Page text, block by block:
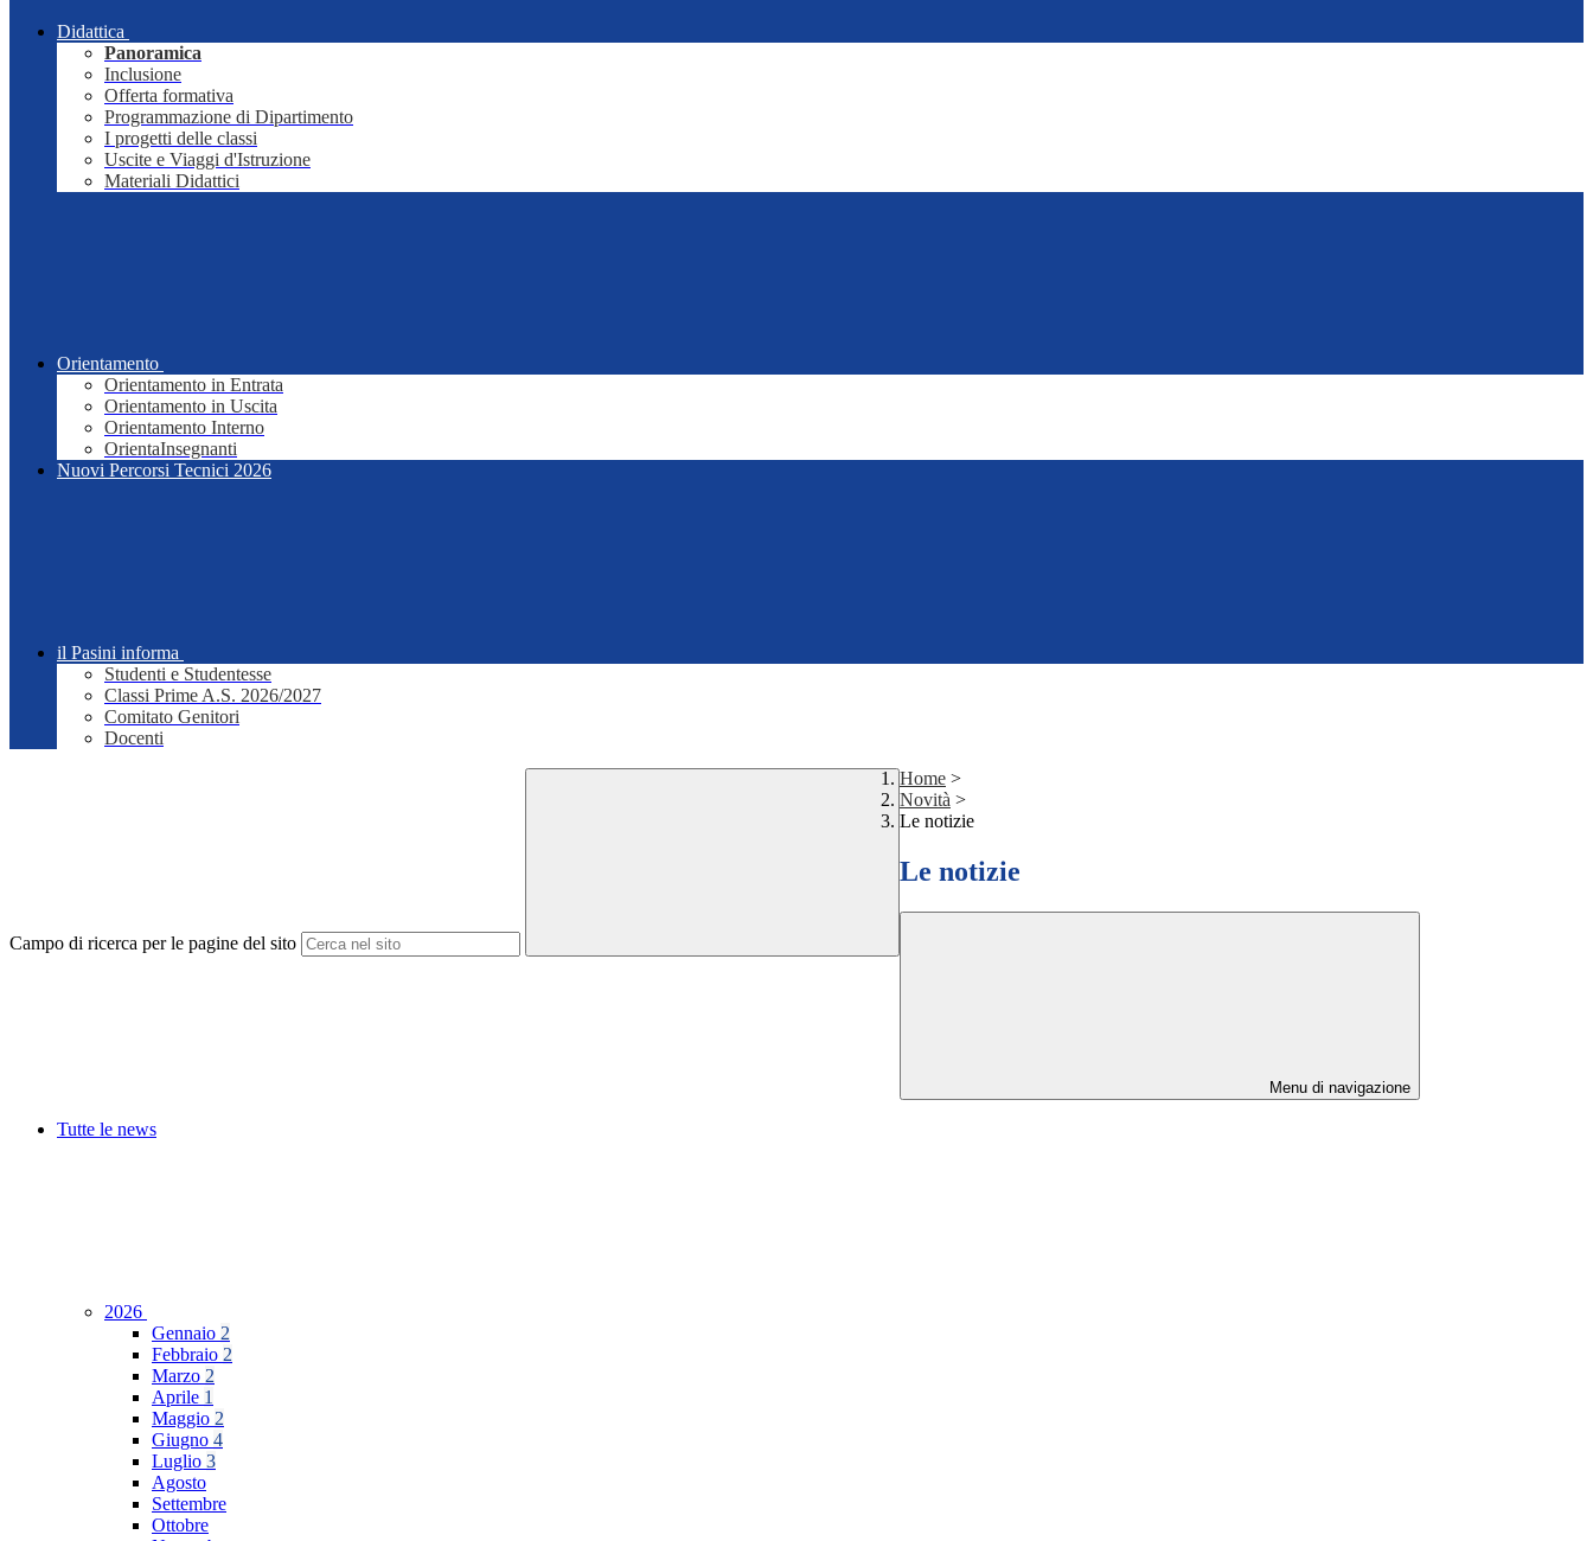
Didattica
Panoramica
Inclusione
Offerta formativa
Programmazione di Dipartimento
I progetti delle classi
Uscite e Viaggi d'Istruzione
Materiali Didattici
Orientamento
Orientamento in Entrata
Orientamento in Uscita
Orientamento Interno
OrientaInsegnanti
Nuovi Percorsi Tecnici 2026
il Pasini informa
Studenti e Studentesse
Classi Prime A.S. 2026/2027
Comitato Genitori
Docenti
Campo di ricerca per le pagine del sito
Home >
Novità >
Le notizie
Le notizie
Menu di navigazione
Tutte le news
2026
Gennaio 2
Febbraio 2
Marzo 2
Aprile 1
Maggio 2
Giugno 4
Luglio 3
Agosto
Settembre
Ottobre